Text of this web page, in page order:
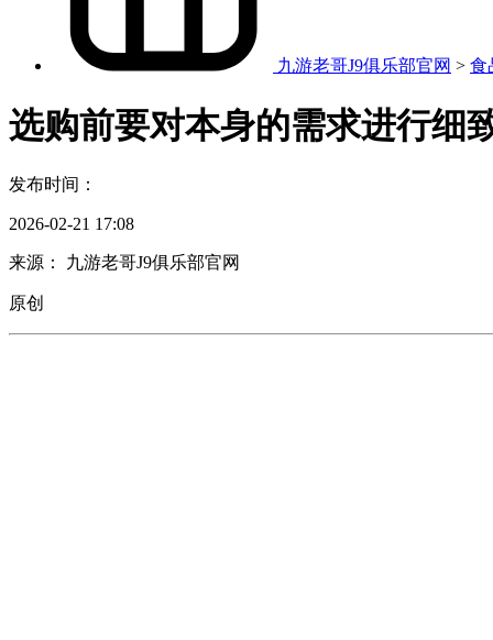
九游老哥J9俱乐部官网 > 食
选购前要对本身的需求进行细
发布时间：
2026-02-21 17:08
来源： 九游老哥J9俱乐部官网
原创